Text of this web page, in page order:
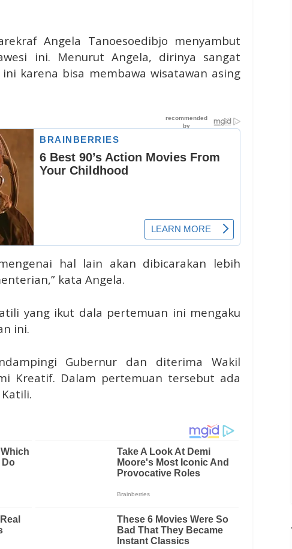
Angela Tanoesoedibjo menyambut
ini. Menurut Angela, dirinya sangat
karena bisa membawa wisatawan asing
hal lain akan dibicarakan lebih
kata Angela.
yang ikut dala pertemuan ini mengaku
ini.
Gubernur dan diterima Wakil
Kreatif. Dalam pertemuan tersebut ada